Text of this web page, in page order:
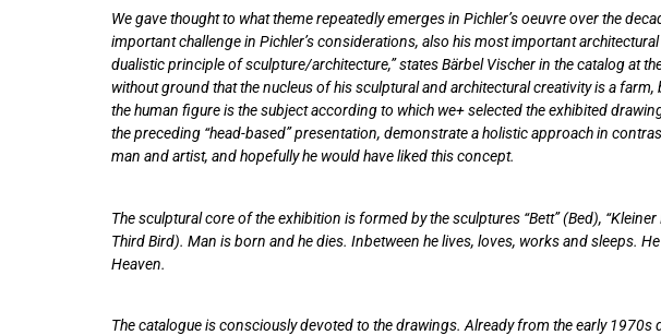
We gave thought to what theme repeatedly emerges in Pichler’s oeuvre over the
important challenge in Pichler’s considerations, also his most important
dualistic principle of sculpture/architecture,” states Bärbel Vischer in the catalog at
without ground that the nucleus of his sculptural and architectural creativity is a
the human figure is the subject according to which we+ selected the exhibited
the preceding “head-based” presentation, demonstrate a holistic approach in
man and artist, and hopefully he would have liked this concept.
The sculptural core of the exhibition is formed by the sculptures “Bett” (Bed),
Third Bird). Man is born and he dies. Inbetween he lives, loves, works and sleeps.
Heaven.
The catalogue is consciously devoted to the drawings. Already from the early